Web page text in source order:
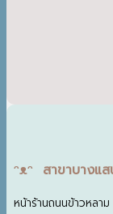
ᵔᴥᵔ สาขาบางแ
หน้าร้านถนนข้าวหล